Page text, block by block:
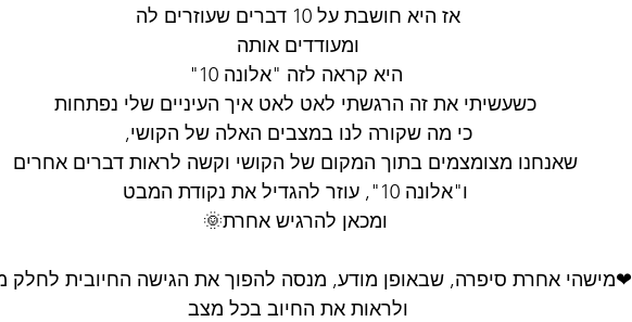
אז היא חושבת על 10 דברים שעוזרים לה
ומעודדים אותה
היא קראה לזה "אלונה 10"
כשעשיתי את זה הרגשתי לאט לאט איך העיניים שלי נפתחות
כי מה שקורה לנו במצבים האלה של הקושי,
שאנחנו מצומצמים בתוך המקום של הקושי וקשה לראות דברים אחרים
ו"אלונה 10", עוזר להגדיל את נקודת המבט
ומכאן להרגיש אחרת🌞
❤מישהי אחרת סיפרה, שבאופן מודע, מנסה להפוך את הגישה החיובית לחלק
ולראות את החיוב בכל מצב